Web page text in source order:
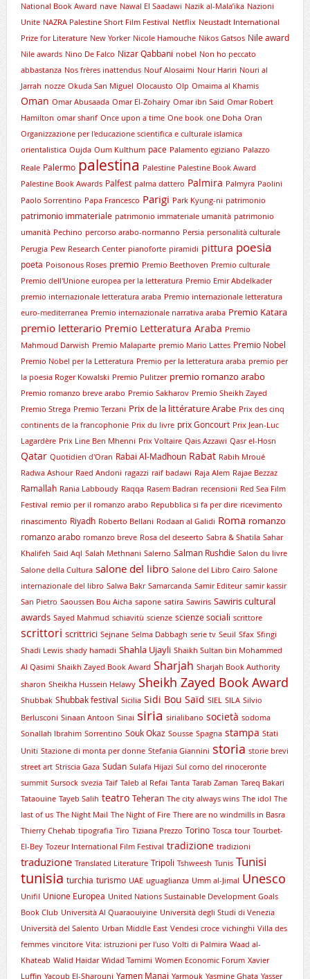
National Book Award nave Nawal El Saadawi Nazik al-Mala’ika Nazioni
Unite NAZRA Palestine Short Film Festival Netflix Neustadt International
Prize for Literature New Yorker Nicole Hamouche Nikos Gatsos Nile award
Nile awards Nino De Falco Nizar Qabbani nobel Non ho peccato
abbastanza Nos frères inattendus Nouf Alosaimi Nour Hariri Nouri al
Jarrah nozze Okuda San Miguel Olocausto Olp Omaima al Khamis
Oman Omar Abusaada Omar El-Zohairy Omar ibn Said Omar Robert
Hamilton omar sharif Once upon a time One book one Doha Oran
Organizzazione per l'educazione scientifica e culturale islamica
orientalistica Oujda Oum Kulthum pace Palamento egiziano Palazzo
Reale Palermo palestina Palestine Palestine Book Award
Palestine Book Awards Palfest palma dattero Palmira Palmyra Paolini
Paolo Sorrentino Papa Francesco Parigi Park Kyung-ni patrimonio
patrimonio immateriale patrimonio immateriale umanità patrimonio
umanità Pechino percorso arabo-normanno Persia personalità culturale
Perugia Pew Research Center pianoforte piramidi pittura poesia
poeta Poisonous Roses premio Premio Beethoven Premio culturale
Premio dell'Unione europea per la letteratura Premio Emir Abdelkader
premio internazionale letteratura araba Premio internazionale letteratura
euro-mediterranea Premio internazionale narrativa araba Premio Katara
premio letterario Premio Letteratura Araba Premio
Mahmoud Darwish Premio Malaparte premio Mario Lattes Premio Nobel
Premio Nobel per la Letteratura Premio per la letteratura araba premio per
la poesia Roger Kowalski Premio Pulitzer premio romanzo arabo
Premio romanzo breve arabo Premio Sakharov Premio Sheikh Zayed
Premio Strega Premio Terzani Prix de la littérature Arabe Prix des cinq
continents de la francophonie Prix du livre prix Goncourt Prix Jean-Luc
Lagardère Prix Line Ben Mhenni Prix Voltaire Qais Azzawi Qasr el-Hosn
Qatar Quotidien d'Oran Rabai Al-Madhoun Rabat Rabih Mroué
Radwa Ashour Raed Andoni ragazzi raif badawi Raja Alem Rajae Bezzaz
Ramallah Rania Labboudy Raqqa Rasem Badran recensioni Red Sea Film
Festival remio per il romanzo arabo Repubblica si fa per dire ricevimento
rinascimento Riyadh Roberto Bellani Rodaan al Galidi Roma romanzo
romanzo arabo romanzo breve Rosa del deseerto Sabra & Shatila Sahar
Khalifeh Said Aql Salah Methnani Salerno Salman Rushdie Salon du livre
Salone della Cultura salone del libro Salone del Libro Cairo Salone
internazionale del libro Salwa Bakr Samarcanda Samir Editeur samir kassir
San Pietro Saoussen Bou Aicha sapone satira Sawiris Sawiris cultural
awards Sayed Mahmud schiavitù scienze scienze sociali scrittore
scrittori scrittrici Sejnane Selma Dabbagh serie tv Seuil Sfax Sfingi
Shadi Lewis shady hamadi Shahla Ujayli Shaikh Sultan bin Mohammed
Al Qasimi Shaikh Zayed Book Award Sharjah Sharjah Book Authority
sharon Sheikha Hussein Helawy Sheikh Zayed Book Award
Shubbak Shubbak festival Sicilia Sidi Bou Saïd SIEL SILA Silvio
Berlusconi Sinaan Antoon Sinai siria sirialibano società sodoma
Sonallah Ibrahim Sorrentino Souk Okaz Sousse Spagna stampa Stati
Uniti Stazione di monta per donne Stefania Giannini storia storie brevi
street art Striscia Gaza Sudan Sulafa Hijazi Sul corno del rinoceronte
summit Sursock svezia Taif Taleb al Refai Tanta Tarab Zaman Tareq Bakari
Tataouine Tayeb Salih teatro Teheran The city always wins The idol The
last of us The Night Mail The Night of Fire There are no windmills in Basra
Thierry Chehab tipografia Tiro Tiziana Prezzo Torino Tosca tour Tourbet-
El-Bey Tozeur International Film Festival tradizione tradizioni
traduzione Translated Literature Tripoli Tshweesh Tunis Tunisi
tunisia turchia turismo UAE uguaglianza Umm al-Jimal Unesco
Unifil Unione Europea United Nations Sustainable Development Goals
Book Club Università Al Quaraouiyine Università degli Studi di Venezia
Università del Salento Urban Middle East Vendesi croce vichinghi Villa des
femmes vincitore Vita: istruzioni per l'uso Volti di Palmira Waad al-
Khateab Walid Haidar Widad Tamimi Women Economic Forum Xavier
Luffin Yacoub El-Sharouni Yamen Manai Yarmouk Yasmine Ghata Yasser